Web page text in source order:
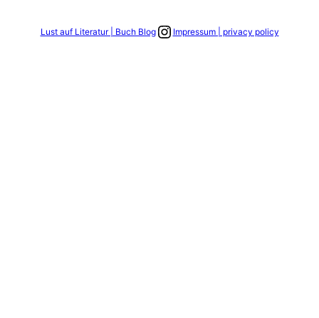
Lust auf Literatur | Buch BlogLink zum Instagram Account
Impressum | privacy policy